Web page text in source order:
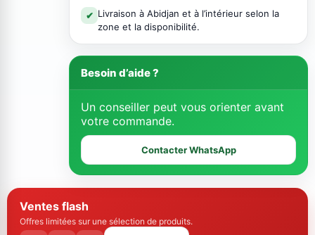
✔ Livraison à Abidjan et à l’intérieur selon la
zone et la disponibilité.
Besoin d’aide ?
Un conseiller peut vous orienter avant
votre commande.
Contacter WhatsApp
Ventes flash
Offres limitées sur une sélection de produits.